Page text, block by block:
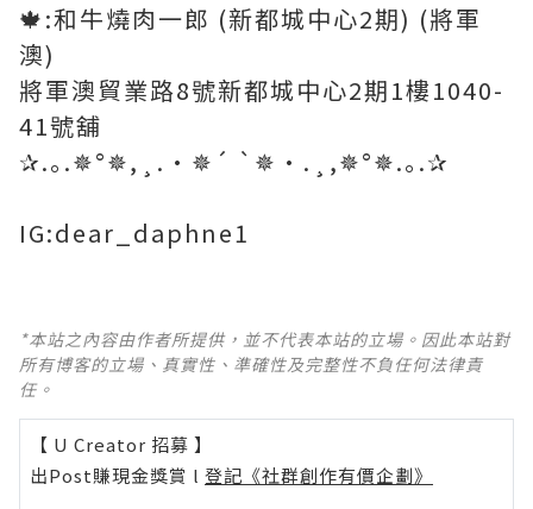
🍁:和牛燒肉一郎 (新都城中心2期) (將軍
澳)
將軍澳貿業路8號新都城中心2期1樓1040-
41號舖
✰.｡.✵°✵,¸.•✵´ `✵•.¸,✵°✵.｡.✰
IG:dear_daphne1
*本站之內容由作者所提供，並不代表本站的立場。因此本站對
所有博客的立場、真實性、準確性及完整性不負任何法律責
任。
【 U Creator 招募 】
出Post賺現金獎賞 l 登記《社群創作有價企劃》